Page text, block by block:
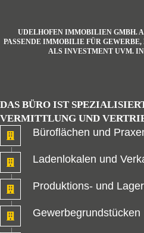
UDELHOFEN IMMOBILIEN GMBH.
PASSENDE IMMOBILIE FÜR
ALS INVESTMENT UVM.
DAS BÜRO IST
VERMITTLUNG UND
Büroflächen und
Laden­lokalen und
Produktions- und
Gewerbe­grundstücken